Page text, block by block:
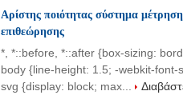
Αρίστης ποιότητας σύστημα
επιθεώρησης
*, *::before, *::after {box-sizing:
body {line-height: 1.5; -webkit-
svg {display: block; max...